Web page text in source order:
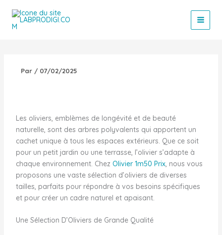
contenu
Par / 07/02/2025
Les oliviers, emblèmes de longévité et de beauté
naturelle, sont des arbres polyvalents qui apportent un
cachet unique à tous les espaces extérieurs. Que ce soit
pour un petit jardin ou une terrasse, l’olivier s’adapte à
chaque environnement. Chez Olivier 1m50 Prix, nous vous
proposons une vaste sélection d’oliviers de diverses
tailles, parfaits pour répondre à vos besoins spécifiques
et pour créer un cadre naturel et apaisant.
Une Sélection D’Oliviers de Grande Qualité